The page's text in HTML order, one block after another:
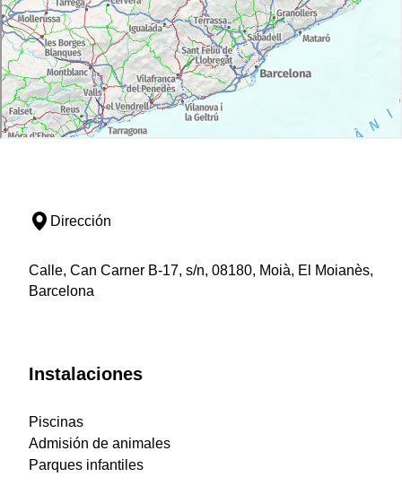
Dirección
Calle, Can Carner B-17, s/n, 08180, Moià, El Moianès,
Barcelona
Instalaciones
Piscinas
Admisión de animales
Parques infantiles